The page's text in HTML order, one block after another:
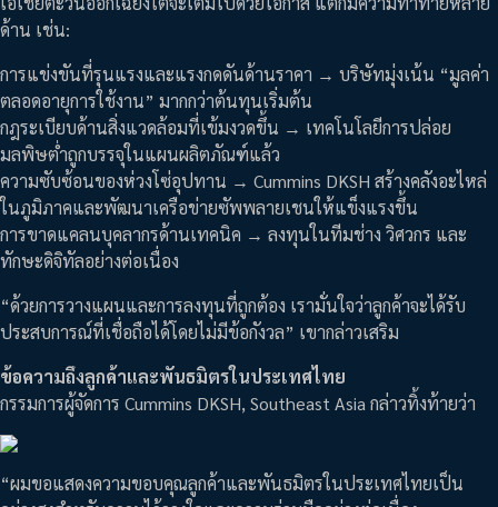
ด้าน เช่น:
การแข่งขันที่รุนแรงและแรงกดดันด้านราคา → บริษัทมุ่งเน้น “มูลค่า
ตลอดอายุการใช้งาน” มากกว่าต้นทุนเริ่มต้น
กฎระเบียบด้านสิ่งแวดล้อมที่เข้มงวดขึ้น → เทคโนโลยีการปล่อย
มลพิษต่ำถูกบรรจุในแผนผลิตภัณฑ์แล้ว
ความซับซ้อนของห่วงโซ่อุปทาน → Cummins DKSH สร้างคลังอะไหล่
ในภูมิภาคและพัฒนาเครือข่ายซัพพลายเชนให้แข็งแรงขึ้น
การขาดแคลนบุคลากรด้านเทคนิค → ลงทุนในทีมช่าง วิศวกร และ
ทักษะดิจิทัลอย่างต่อเนื่อง
“ด้วยการวางแผนและการลงทุนที่ถูกต้อง เรามั่นใจว่าลูกค้าจะได้รับ
ประสบการณ์ที่เชื่อถือได้โดยไม่มีข้อกังวล” เขากล่าวเสริม
ข้อความถึงลูกค้าและพันธมิตรในประเทศไทย
กรรมการผู้จัดการ Cummins DKSH, Southeast Asia กล่าวทิ้งท้ายว่า
“ผมขอแสดงความขอบคุณลูกค้าและพันธมิตรในประเทศไทยเป็น